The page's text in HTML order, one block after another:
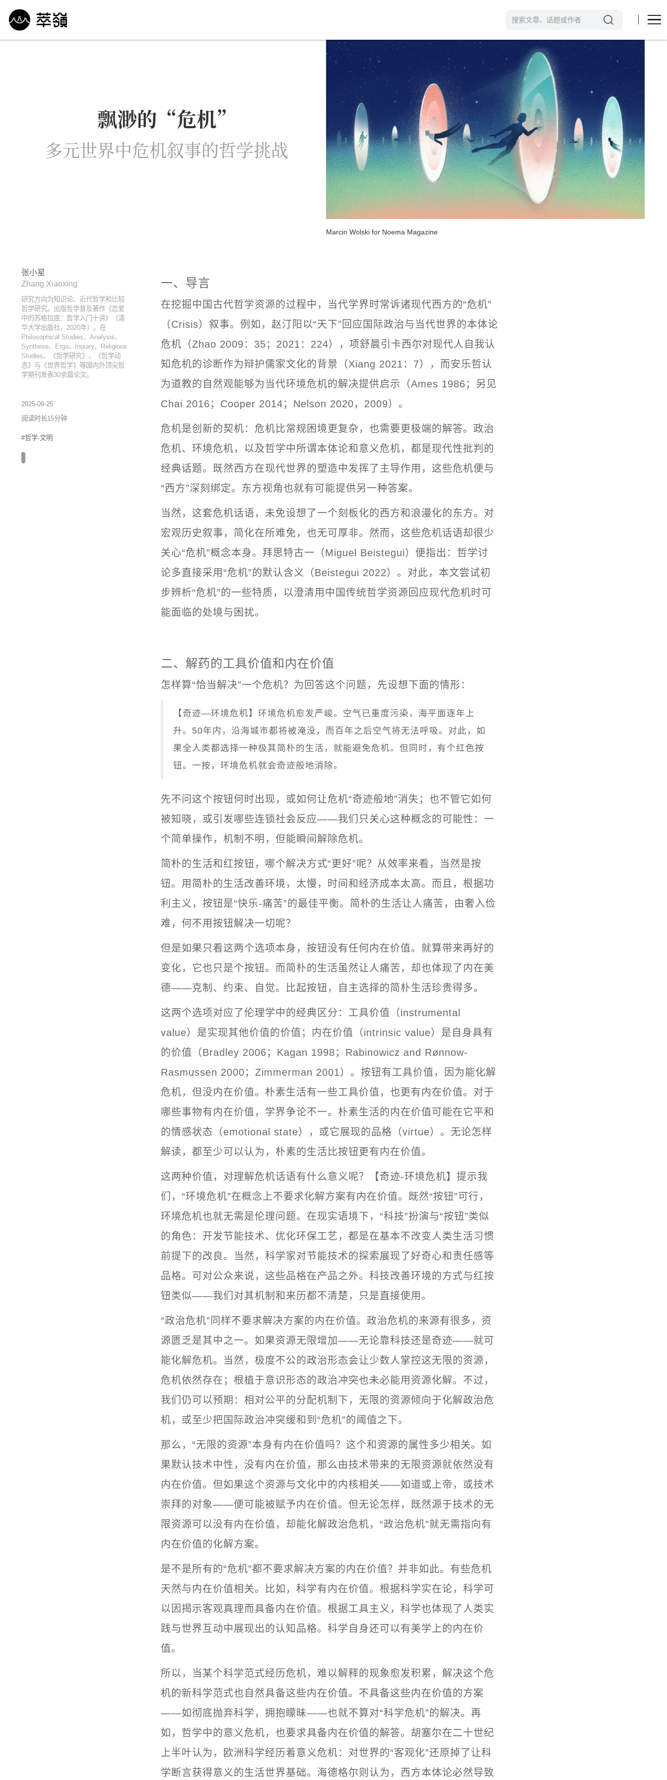
Noema精选
飘渺的“危机”
多元世界中危机叙事的哲学挑战
Marcin Wolski for Noema Magazine
张小星
Zhang Xiaoxing
研究方向为知识论、近代哲学和比较
哲学研究。出版哲学普及著作《恋爱
中的苏格拉底：哲学入门十讲》（清
华大学出版社，2020年）。在
Philosophical Studies、Analysis、
Synthese、Ergo、Inquiry、Religious
Studies、《哲学研究》、《哲学动
态》与《世界哲学》等国内外顶尖哲
学期刊发表30余篇论文。
2025-09-25
阅读时长15分钟
#哲学·文明
一、导言
在挖掘中国古代哲学资源的过程中，当代学界时常诉诸现代西方的“危机”
（Crisis）叙事。例如，赵汀阳以“天下”回应国际政治与当代世界的本体论
危机（Zhao 2009：35；2021：224），项舒晨引卡西尔对现代人自我认
知危机的诊断作为辩护儒家文化的背景（Xiang 2021：7），而安乐哲认
为道教的自然观能够为当代环境危机的解决提供启示（Ames 1986；另见
Chai 2016；Cooper 2014；Nelson 2020，2009）。
危机是创新的契机：危机比常规困境更复杂，也需要更极端的解答。政治
危机、环境危机，以及哲学中所谓本体论和意义危机，都是现代性批判的
经典话题。既然西方在现代世界的塑造中发挥了主导作用，这些危机便与
“西方”深刻绑定。东方视角也就有可能提供另一种答案。
当然，这套危机话语，未免设想了一个刻板化的西方和浪漫化的东方。对
宏观历史叙事，简化在所难免，也无可厚非。然而，这些危机话语却很少
关心“危机”概念本身。拜思特古一（Miguel Beistegui）便指出：哲学讨
论多直接采用“危机”的默认含义（Beistegui 2022）。对此，本文尝试初
步辨析“危机”的一些特质，以澄清用中国传统哲学资源回应现代危机时可
能面临的处境与困扰。
二、解药的工具价值和内在价值
怎样算“恰当解决”一个危机？为回答这个问题，先设想下面的情形：
【奇迹—环境危机】环境危机愈发严峻。空气已重度污染，海平面逐年上
升。50年内，沿海城市都将被淹没，而百年之后空气将无法呼吸。对此，如
果全人类都选择一种极其简朴的生活，就能避免危机。但同时，有个红色按
钮。一按，环境危机就会奇迹般地消除。
先不问这个按钮何时出现，或如何让危机“奇迹般地”消失；也不管它如何
被知晓，或引发哪些连锁社会反应——我们只关心这种概念的可能性：一
个简单操作，机制不明，但能瞬间解除危机。
简朴的生活和红按钮，哪个解决方式“更好”呢？从效率来看，当然是按
钮。用简朴的生活改善环境，太慢，时间和经济成本太高。而且，根据功
利主义，按钮是“快乐-痛苦”的最佳平衡。简朴的生活让人痛苦，由奢入俭
难，何不用按钮解决一切呢？
但是如果只看这两个选项本身，按钮没有任何内在价值。就算带来再好的
变化，它也只是个按钮。而简朴的生活虽然让人痛苦，却也体现了内在美
德——克制、约束、自觉。比起按钮，自主选择的简朴生活珍贵得多。
这两个选项对应了伦理学中的经典区分：工具价值（instrumental
value）是实现其他价值的价值；内在价值（intrinsic value）是自身具有
的价值（Bradley 2006；Kagan 1998；Rabinowicz and Rønnow-
Rasmussen 2000；Zimmerman 2001）。按钮有工具价值，因为能化解
危机，但没内在价值。朴素生活有一些工具价值，也更有内在价值。对于
哪些事物有内在价值，学界争论不一。朴素生活的内在价值可能在它平和
的情感状态（emotional state），或它展现的品格（virtue）。无论怎样
解读，都至少可以认为，朴素的生活比按钮更有内在价值。
这两种价值，对理解危机话语有什么意义呢？【奇迹-环境危机】提示我
们，“环境危机”在概念上不要求化解方案有内在价值。既然“按钮”可行，
环境危机也就无需是伦理问题。在现实语境下，“科技”扮演与“按钮”类似
的角色：开发节能技术、优化环保工艺，都是在基本不改变人类生活习惯
前提下的改良。当然，科学家对节能技术的探索展现了好奇心和责任感等
品格。可对公众来说，这些品格在产品之外。科技改善环境的方式与红按
钮类似——我们对其机制和来历都不清楚，只是直接使用。
“政治危机”同样不要求解决方案的内在价值。政治危机的来源有很多，资
源匮乏是其中之一。如果资源无限增加——无论靠科技还是奇迹——就可
能化解危机。当然，极度不公的政治形态会让少数人掌控这无限的资源，
危机依然存在；根植于意识形态的政治冲突也未必能用资源化解。不过，
我们仍可以预期：相对公平的分配机制下，无限的资源倾向于化解政治危
机，或至少把国际政治冲突缓和到“危机”的阈值之下。
那么，“无限的资源”本身有内在价值吗？这个和资源的属性多少相关。如
果默认技术中性，没有内在价值，那么由技术带来的无限资源就依然没有
内在价值。但如果这个资源与文化中的内核相关——如道或上帝，或技术
崇拜的对象——便可能被赋予内在价值。但无论怎样，既然源于技术的无
限资源可以没有内在价值，却能化解政治危机，“政治危机”就无需指向有
内在价值的化解方案。
是不是所有的“危机”都不要求解决方案的内在价值？并非如此。有些危机
天然与内在价值相关。比如，科学有内在价值。根据科学实在论，科学可
以因揭示客观真理而具备内在价值。根据工具主义，科学也体现了人类实
践与世界互动中展现出的认知品格。科学自身还可以有美学上的内在价
值。
所以，当某个科学范式经历危机，难以解释的现象愈发积累，解决这个危
机的新科学范式也自然具备这些内在价值。不具备这些内在价值的方案
——如彻底抛弃科学，拥抱矇昧——也就不算对“科学危机”的解决。再
如，哲学中的意义危机，也要求具备内在价值的解答。胡塞尔在二十世纪
上半叶认为，欧洲科学经历着意义危机：对世界的“客观化”还原掉了让科
学断言获得意义的生活世界基础。海德格尔则认为，西方本体论必然导致